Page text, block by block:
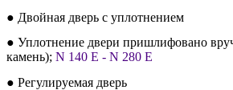
● Двойная дверь с уплотнением
● Уплотнение двери пришлифовано
камень); N 140 E - N 280 E
● Регулируемая дверь